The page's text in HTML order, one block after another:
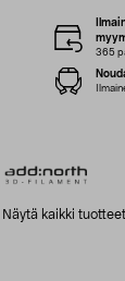
Näytä kaikki tuotteet
365